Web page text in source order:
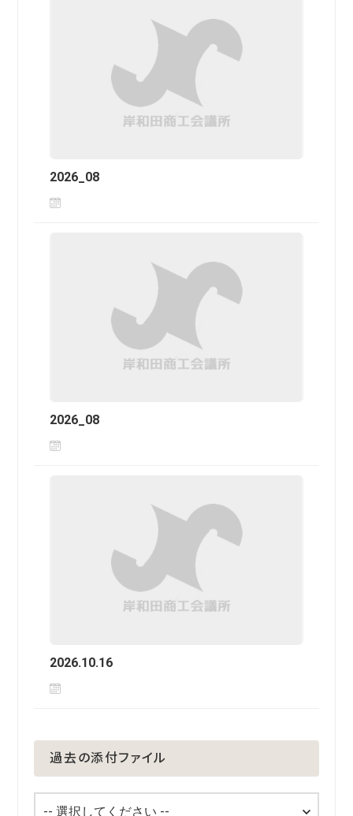
2026_08
2026_08
2026.10.16
過去の添付ファイル